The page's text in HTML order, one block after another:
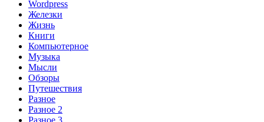
Wordpress
Железки
Жизнь
Книги
Компьютерное
Музыка
Мысли
Обзоры
Путешествия
Разное
Разное 2
Разное 3